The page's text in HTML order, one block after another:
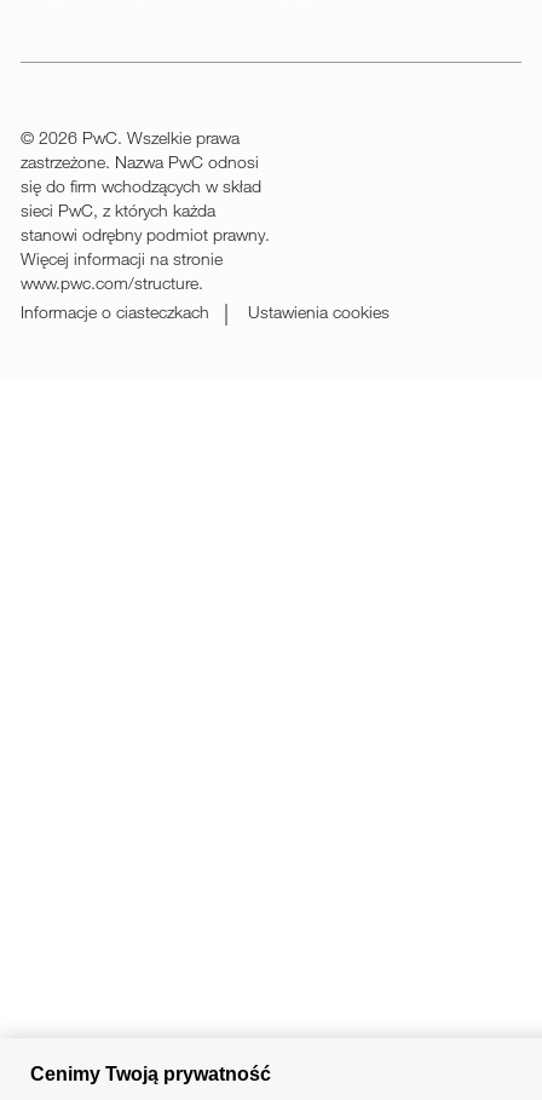
© 2026 PwC. Wszelkie prawa
zastrzeżone. Nazwa PwC odnosi
się do firm wchodzących w skład
sieci PwC, z których każda
stanowi odrębny podmiot prawny.
Więcej informacji na stronie
www.pwc.com/structure.
Informacje o ciasteczkach
Ustawienia cookies
Cenimy Twoją prywatność